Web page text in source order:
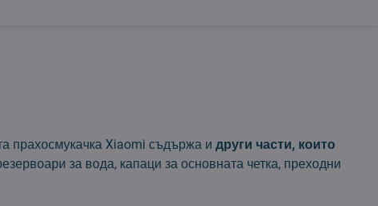
прахосмукачка Xiaomi съдържа идруги части, които
за вода, капаци за основната четка, преходни